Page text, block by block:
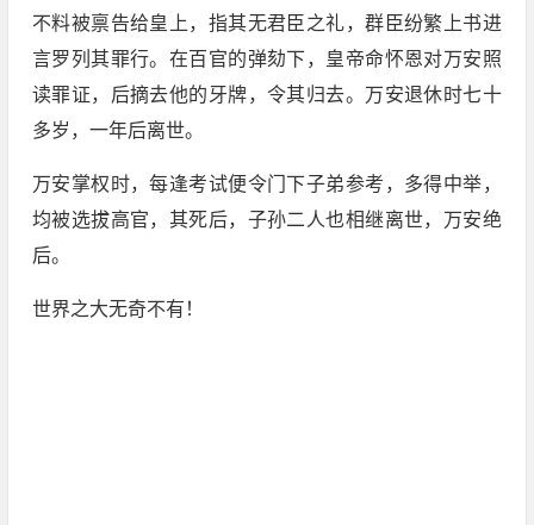
不料被禀告给皇上，指其无君臣之礼，群臣纷繁上书进
言罗列其罪行。在百官的弹劾下，皇帝命怀恩对万安照
读罪证，后摘去他的牙牌，令其归去。万安退休时七十
多岁，一年后离世。
万安掌权时，每逢考试便令门下子弟参考，多得中举，
均被选拔高官，其死后，子孙二人也相继离世，万安绝
后。
世界之大无奇不有！